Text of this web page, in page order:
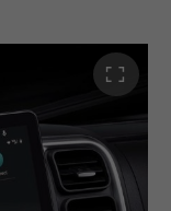
Il permet
fonctionnalités
pendant la
des appels,